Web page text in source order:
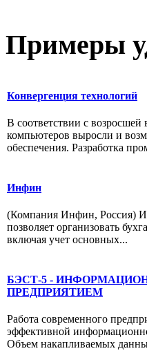
Примеры
Конвергенция технологий
В соответствии с
компьютеров выросли и
обеспечения. Разработка
Инфин
(Компания Инфин, Россия)
позволяет организовать
включая учет основных...
БЭСТ-5 -
ПРЕДПРИЯТИЕМ
Работа современного
эффективной
Объем накапливаемых